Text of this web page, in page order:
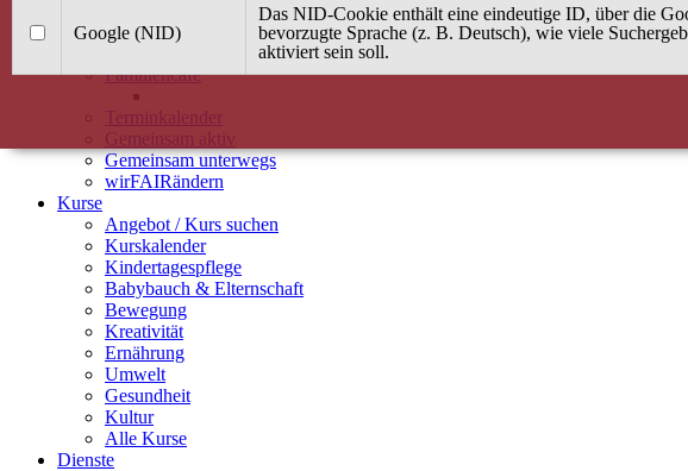
Treffpunkt Jung & Alt
40 Jahre Mütterzentrum
Familiencafé
Terminkalender
Gemeinsam aktiv
Gemeinsam unterwegs
wirFAIRändern
Kurse
Angebot / Kurs suchen
Kurskalender
Kindertagespflege
Babybauch & Elternschaft
Bewegung
Kreativität
Ernährung
Umwelt
Gesundheit
Kultur
Alle Kurse
Dienste
Google (NID)
Das NID-Cookie enthält eine eindeutige ID, über die
bevorzugte Sprache (z. B. Deutsch), wie viele
aktiviert sein soll.